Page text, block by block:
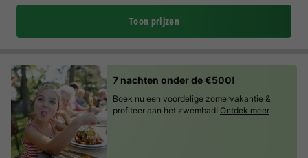
Toon prijzen
7 nachten onder de €500!
Boek nu een voordelige zomervakantie &
profiteer aan het zwembad! Ontdek meer